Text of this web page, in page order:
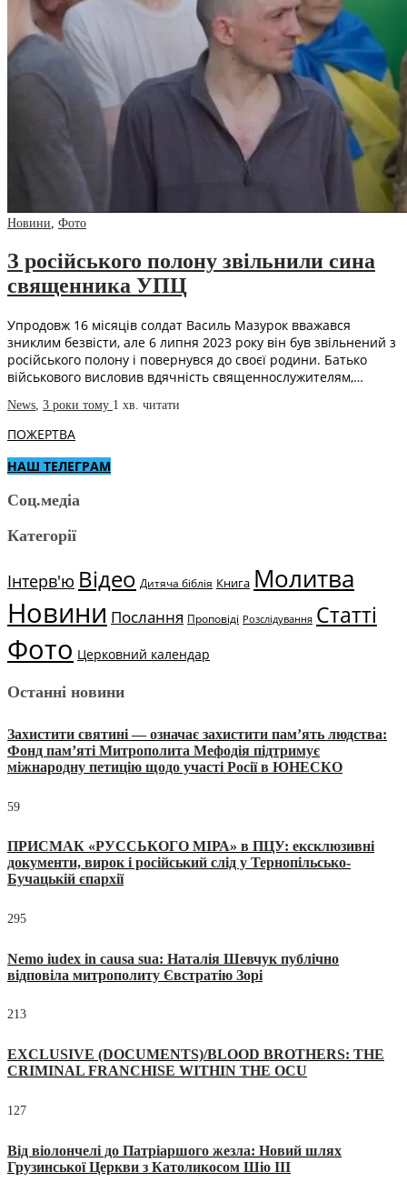
Новини, Фото
З російського полону звільнили сина
священника УПЦ
Упродовж 16 місяців солдат Василь Мазурок вважався
зниклим безвісти, але 6 липня 2023 року він був звільнений з
російського полону і повернувся до своєї родини. Батько
військового висловив вдячність священнослужителям,…
News, 3 роки тому 1 хв. читати
ПОЖЕРТВА
НАШ ТЕЛЕГРАМ
Соц.медіа
Категорії
Інтерв'ю Відео Дитяча біблія Книга Молитва
Новини Послання Проповіді Розслідування Статті
Фото Церковний календар
Останні новини
Захистити святині — означає захистити пам’ять людства:
Фонд пам’яті Митрополита Мефодія підтримує
міжнародну петицію щодо участі Росії в ЮНЕСКО
59
ПРИСМАК «РУССЬКОГО МІРА» в ПЦУ: ексклюзивні
документи, вирок і російський слід у Тернопільсько-
Бучацькій єпархії
295
Nemo iudex in causa sua: Наталія Шевчук публічно
відповіла митрополиту Євстратію Зорі
213
EXCLUSIVE (DOCUMENTS)/BLOOD BROTHERS: THE
CRIMINAL FRANCHISE WITHIN THE OCU
127
Від віолончелі до Патріаршого жезла: Новий шлях
Грузинської Церкви з Католикосом Шіо III